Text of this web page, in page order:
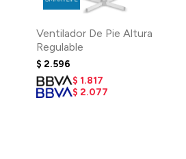
Ventilador De Pie Altura
Regulable
$ 2.596
$ 1.817
$ 2.077